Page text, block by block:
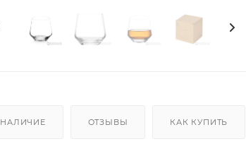
НАЛИЧИЕ ОТЗЫВЫ КАК КУПИТЬ